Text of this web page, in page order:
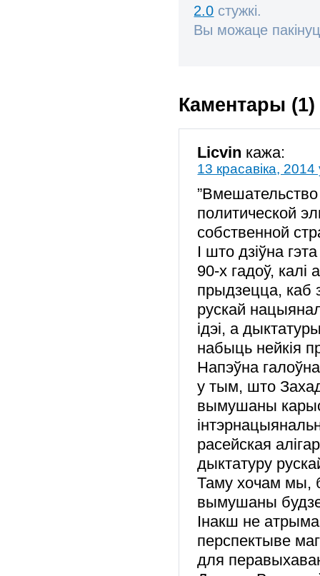
2.0 стужкі.
Вы можаце
Каментары (1)
Licvin кажа:
13 красавіка,
политической
собственной
І што дзіўна
90-х гадоў, калі
прыдзецца, каб
рускай
ідэі, а
набыць нейкія
Напэўна
у тым, што
вымушаны
расейская
дыктатуру
Таму хочам мы,
вымушаны
Інакш не
перспектыве
для